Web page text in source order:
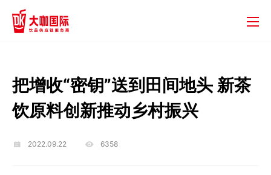
把增收“密钥”送到田间地头 新茶
饮原料创新推动乡村振兴
2022.09.22 6358